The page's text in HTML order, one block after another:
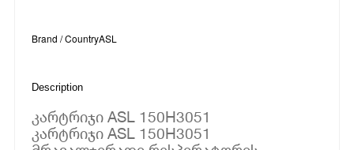
Brand / CountryASL
Description
კარტრიჯი ASL 150H3051
კარტრიჯი ASL 150H3051